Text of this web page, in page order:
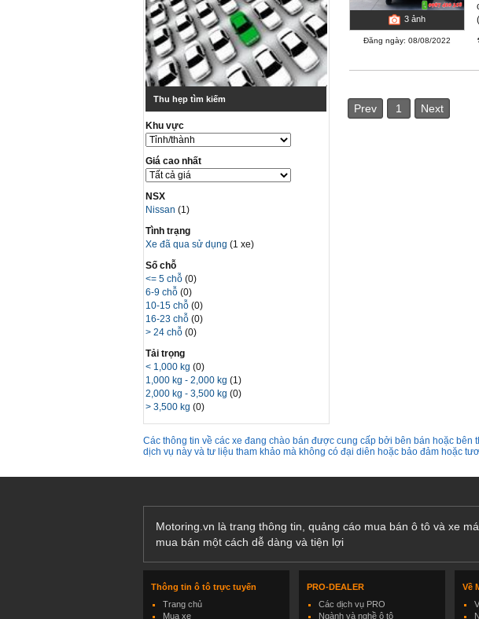
Thu hẹp tìm kiếm
Khu vực
Giá cao nhất
NSX
Nissan(1)
Tình trạng
Xe đã qua sử dụng (1 xe)
Số chỗ
<= 5 chỗ(0)
6-9 chỗ(0)
10-15 chỗ(0)
16-23 chỗ(0)
> 24 chỗ(0)
Tải trọng
< 1,000 kg(0)
1,000 kg - 2,000 kg(1)
2,000 kg - 3,500 kg(0)
> 3,500 kg(0)
3 ảnh
Đăng ngày: 08/08/2022
Prev 1 Next
Các thông tin về các xe đang chào bán được cung cấp bởi bên bán hoặc
dịch vụ này và tư liệu tham khảo mà không có đại diên hoặc bảo đảm hoặc
Motoring.vn là trang thông tin, quảng cáo mua bán ô tô và xe
mua bán một cách dễ dàng và tiện lợi
Thông tin ô tô trực tuyến
Trang chủ
Mua xe
PRO-DEALER
Các dịch vụ PRO
Ngành và nghề ô tô
Về